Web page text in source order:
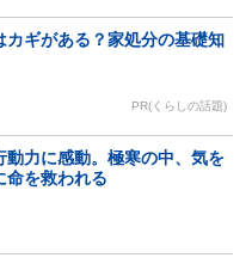
カギがある？家処分の基礎知
PR(くらしの話題)
動力に感動。極寒の中、気を
命を救われる